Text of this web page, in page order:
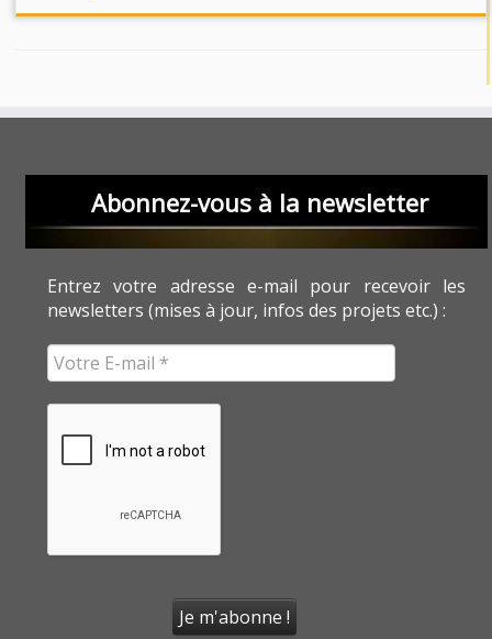
Abonnez-vous à la newsletter
Entrez votre adresse e-mail pour recevoir les
newsletters (mises à jour, infos des projets etc.) :